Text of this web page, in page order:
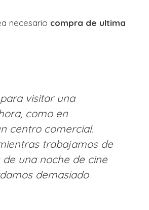
necesario compra de ultima
visitar una
como en
centro comercial.
trabajamos de
una noche de cine
demasiado